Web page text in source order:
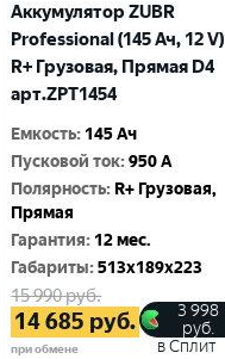
Аккумулятор ZUBR
Professional (145 Ач, 12 V)
R+ Грузовая, Прямая D4
арт.ZPT1454
Емкость: 145 Ач
Пусковой ток:950 A
Полярность: R+ Грузовая,
Прямая
Гарантия: 12 мес.
Габариты:513x189x223
15 990руб.
14 685 руб.
при обмене
3 998
руб.
в Сплит